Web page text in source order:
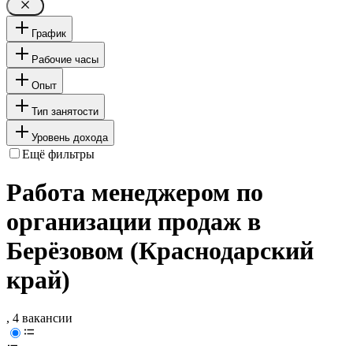
График
Рабочие часы
Опыт
Тип занятости
Уровень дохода
Ещё фильтры
Работа менеджером по
организации продаж в
Берёзовом (Краснодарский
край)
, 4 вакансии